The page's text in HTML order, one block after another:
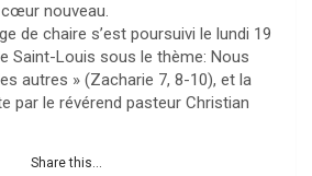
cœur nouveau.
de chaire s’est poursuivi le lundi 19
Saint-Louis sous le thème: Nous
autres » (Zacharie 7, 8-10), et la
par le révérend pasteur Christian
Share this...